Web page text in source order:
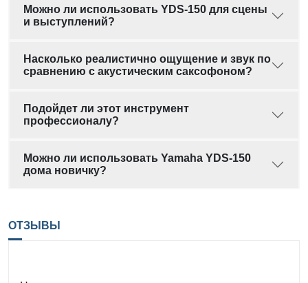
Можно ли использовать YDS-150 для сцены
и выступлений?
Насколько реалистично ощущение и звук по
сравнению с акустическим саксофоном?
Подойдет ли этот инструмент
профессионалу?
Можно ли использовать Yamaha YDS-150
дома новичку?
ОТЗЫВЫ